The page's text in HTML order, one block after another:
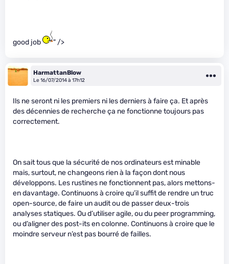
good job " />
HarmattanBlow
Le 16/07/2014 à 17h12
Ils ne seront ni les premiers ni les derniers à faire ça. Et après
des décennies de recherche ça ne fonctionne toujours pas
correctement.
On sait tous que la sécurité de nos ordinateurs est minable
mais, surtout, ne changeons rien à la façon dont nous
développons. Les rustines ne fonctionnent pas, alors mettons-
en davantage. Continuons à croire qu’il suffit de rendre un truc
open-source, de faire un audit ou de passer deux-trois
analyses statiques. Ou d’utiliser agile, ou du peer programming,
ou d’aligner des post-its en colonne. Continuons à croire que le
moindre serveur n’est pas bourré de failles.